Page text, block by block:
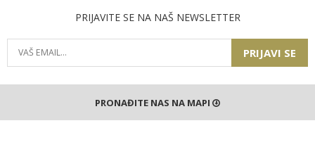
PRIJAVITE SE NA NAŠ NEWSLETTER
PRIJAVI SE
PRONAĐITE NAS NA MAPI